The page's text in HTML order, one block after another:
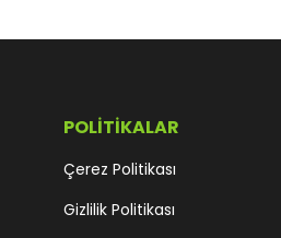
POLİTİKALAR
Çerez Politikası
Gizlilik Politikası